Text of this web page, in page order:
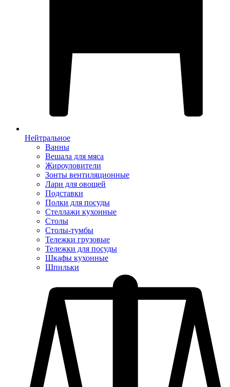
Нейтральное
Ванны
Вешала для мяса
Жироуловители
Зонты вентиляционные
Лари для овощей
Подставки
Полки для посуды
Стеллажи кухонные
Столы
Столы-тумбы
Тележки грузовые
Тележки для посуды
Шкафы кухонные
Шпильки